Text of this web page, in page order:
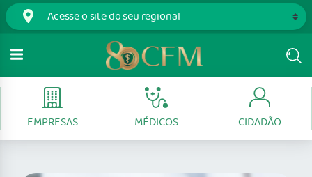
EMPRESAS MÉDICOS CIDADÃO